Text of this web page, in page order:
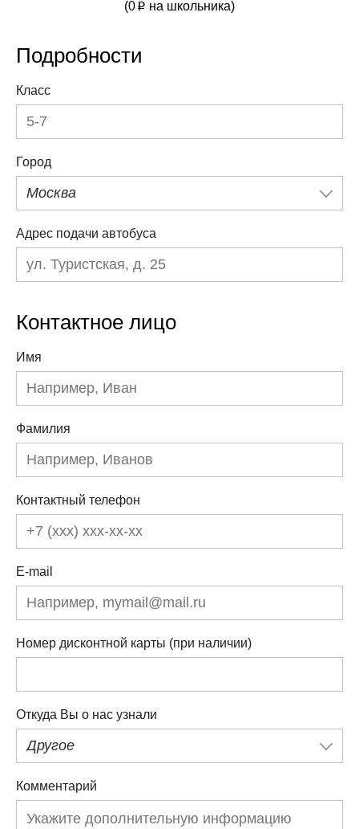
(0 p на школьника)
Подробности
Класс
Город
Москва
Адрес подачи автобуса
Контактное лицо
Имя
Фамилия
Контактный телефон
E-mail
Номер дисконтной карты (при наличии)
Откуда Вы о нас узнали
Другое
Комментарий